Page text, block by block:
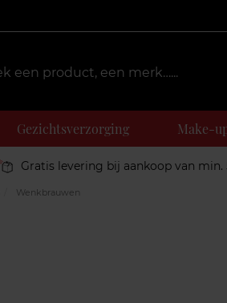
Gezichtsverzorging Make-
Gratis levering bij aankoop van min.
Wenkbrauwen